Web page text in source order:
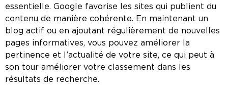
essentielle. Google favorise les sites qui publient du
contenu de manière cohérente. En maintenant un
blog actif ou en ajoutant régulièrement de nouvelles
pages informatives, vous pouvez améliorer la
pertinence et l’actualité de votre site, ce qui peut à
son tour améliorer votre classement dans les
résultats de recherche.